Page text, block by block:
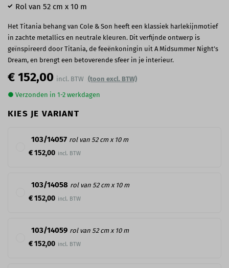
€ 152,00 (toon excl. BTW)
● Verzonden in 1-2 werkdagen
KIES JE VARIANT
103/14057 rol van 52 cm x 10 m
€ 152,00
103/14058 rol van 52 cm x 10 m
€ 152,00
103/14059 rol van 52 cm x 10 m
€ 152,00
Rol van 52 cm x 10 m
Het Titania behang van Cole & Son heeft een klassiek harlekijnmotief
in zachte metallics en neutrale kleuren. Dit verfijnde ontwerp is
geïnspireerd door Titania, de feeënkoningin uit A Midsummer Night’s
Dream, en brengt een betoverende sfeer in je interieur.